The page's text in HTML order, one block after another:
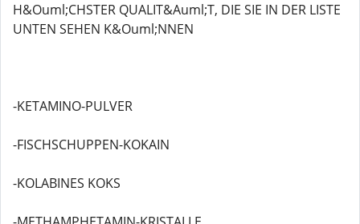
H&Ouml;CHSTER QUALIT&Auml;T, DIE SIE IN DER LISTE
UNTEN SEHEN K&Ouml;NNEN
-KETAMINO-PULVER
-FISCHSCHUPPEN-KOKAIN
-KOLABINES KOKS